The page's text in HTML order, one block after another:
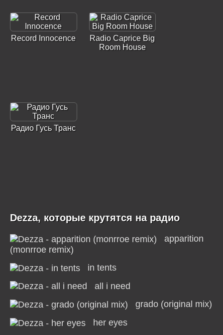
Record Innocence
Radio Caprice Big
Room House
Радио Гусь Транс
Dezza, которые крутятся на радио
apparition
(monrroe remix)
in tents
all i need
grado (original mix)
her eyes